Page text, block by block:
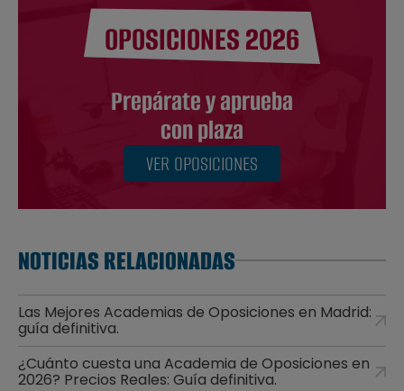
OPOSICIONES 2026
Prepárate y aprueba
con plaza
VER OPOSICIONES
NOTICIAS RELACIONADAS
Las Mejores Academias de Oposiciones en Madrid:
guía definitiva.
¿Cuánto cuesta una Academia de Oposiciones en
2026? Precios Reales: Guía definitiva.